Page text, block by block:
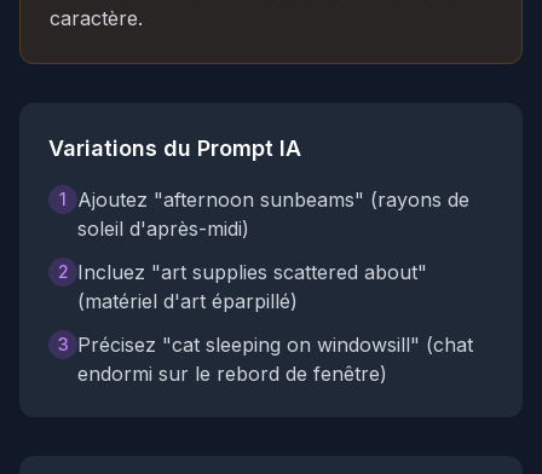
caractère.
Variations du Prompt IA
1
Ajoutez "afternoon sunbeams" (rayons de
soleil d'après-midi)
2 Incluez "art supplies scattered about"
(matériel d'art éparpillé)
3 Précisez "cat sleeping on windowsill" (chat
endormi sur le rebord de fenêtre)